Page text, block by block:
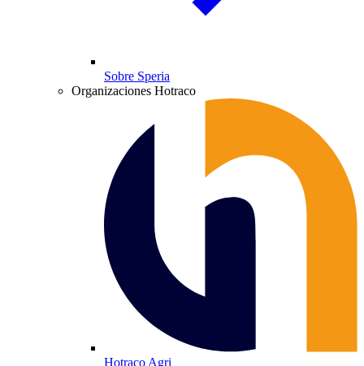
Sobre Speria
Organizaciones Hotraco
Hotraco Agri